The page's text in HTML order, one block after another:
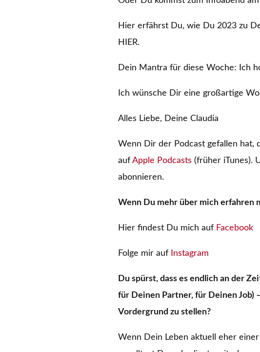
Hier erfährst Du, wie Du 2023 zu
HIER.
Dein Mantra für diese Woche: Ich
Ich wünsche Dir eine großartige
Alles Liebe, Deine Claudia
Wenn Dir der Podcast gefallen hat,
auf Apple Podcasts (früher iTunes).
abonnieren.
Wenn Du mehr über mich erfahren
Hier findest Du mich auf Facebook
Folge mir auf Instagram
Du spürst, dass es endlich an der
für Deinen Partner, für Deinen Job)
Vordergrund zu stellen?
Wenn Dein Leben aktuell eher